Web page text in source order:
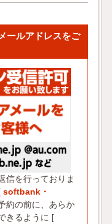
ールアドレスをご
信を行っておりま
softbank・
約の前に、あらか
きるように [